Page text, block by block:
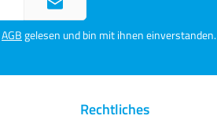
AGBgelesen und bin mit ihnen einverstanden.
Rechtliches